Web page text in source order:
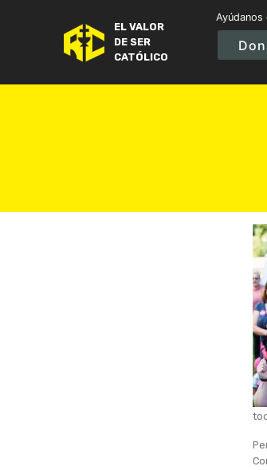
EL VALOR
DE SER
CATÓLICO